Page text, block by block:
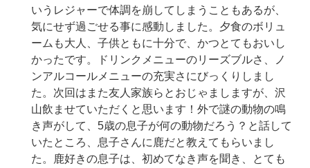
いうレジャーで体調を崩してしまうこともあるが、
気にせず過ごせる事に感動しました。夕食のボリュ
ームも大人、子供ともに十分で、かつとてもおいし
かったです。ドリンクメニューのリーズブルさ、ノ
ンアルコールメニューの充実さにびっくりしまし
た。次回はまた友人家族らとおじゃましますが、沢
山飲ませていただくと思います！外で謎の動物の鳴
き声がして、5歳の息子が何の動物だろう？と話して
いたところ、息子さんに鹿だと教えてもらいまし
た。鹿好きの息子は、初めてなき声を聞き、とても